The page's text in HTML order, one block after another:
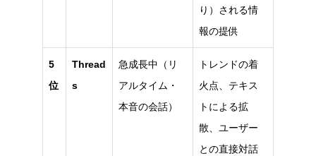
り）される情
報の提供
5
位
Thread
s
急成長中（リ
アルタイム・
本音の会話）
トレンドの着
火点、テキス
トによる拡
散、ユーザー
との直接対話